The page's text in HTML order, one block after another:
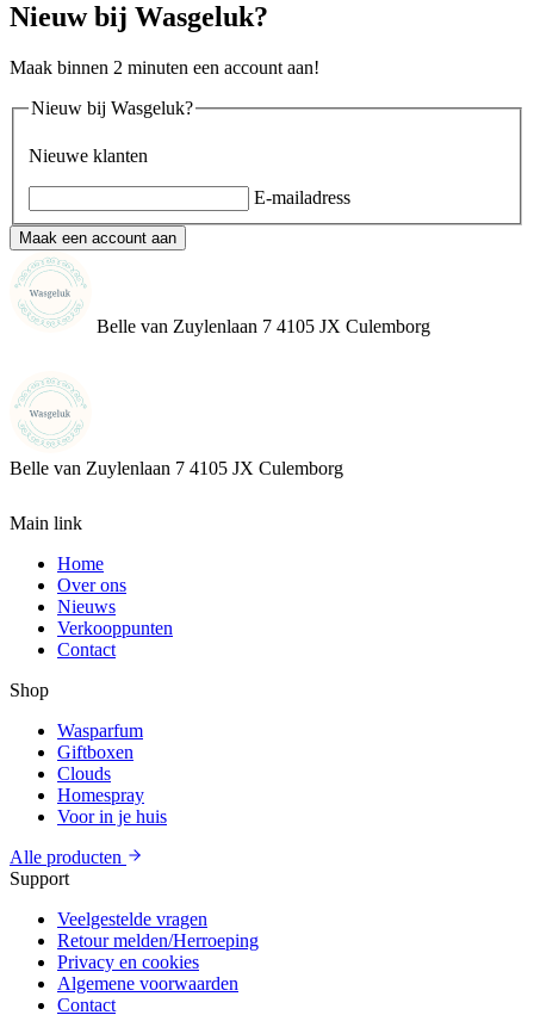
Nieuw bij Wasgeluk?
Maak binnen 2 minuten een account aan!
Nieuw bij Wasgeluk?
Nieuwe klanten
E-mailadress
Maak een account aan
Belle van Zuylenlaan 7 4105 JX Culemborg
Belle van Zuylenlaan 7 4105 JX Culemborg
Main link
Home
Over ons
Nieuws
Verkooppunten
Contact
Shop
Wasparfum
Giftboxen
Clouds
Homespray
Voor in je huis
Alle producten
Support
Veelgestelde vragen
Retour melden/Herroeping
Privacy en cookies
Algemene voorwaarden
Contact